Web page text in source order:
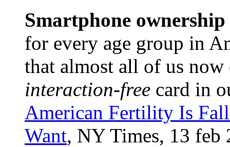
Smartphone ownership
for every age group in
that almost all of us
interaction-free card in
American Fertility Is
Want, NY Times, 13 feb